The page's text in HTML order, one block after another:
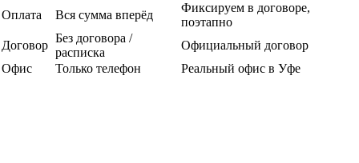
Оплата
Вся сумма вперёд
Фиксируем в договоре,
поэтапно
Договор
Без договора /
расписка
Официальный договор
Офис
Только телефон Реальный офис в Уфе